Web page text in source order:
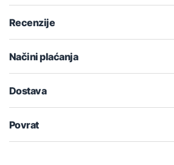
Recenzije
Načini plaćanja
Dostava
Povrat